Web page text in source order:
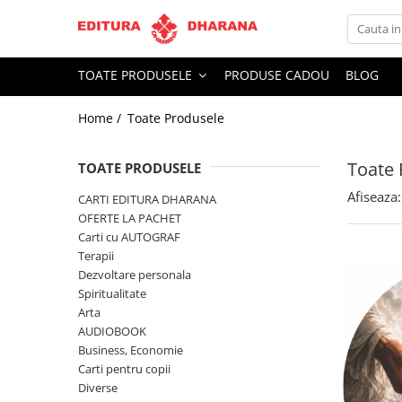
Toate Produsele
CARTI EDITURA DHARANA
OFERTE LA PACHET
Dezvoltare personala
Spiritualitate
AUDIOBOOK
Business, Economie
Carti pentru copii
TOATE PRODUSELE PRODUSE CADOU BLOG
Home / Toate Produsele
Toate
TOATE PRODUSELE
CARTI EDITURA DHARANA
OFERTE LA PACHET
Carti cu AUTOGRAF
Terapii
Dezvoltare personala
Spiritualitate
Arta
AUDIOBOOK
Business, Economie
Carti pentru copii
Diverse
Afiseaza: